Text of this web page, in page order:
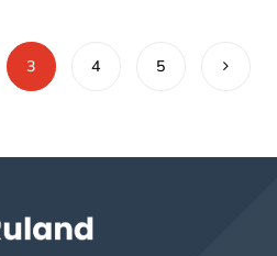
3 4 5